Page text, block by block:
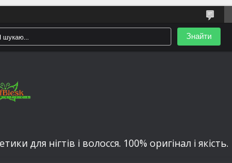
Знайти
для нігтів і волосся. 100% оригінал і якість.